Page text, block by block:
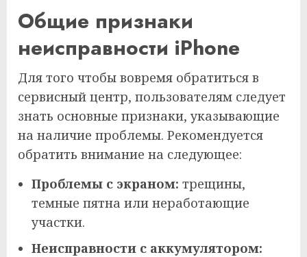
Общие признаки
неисправности iPhone
Для того чтобы вовремя обратиться в
сервисный центр, пользователям следует
знать основные признаки, указывающие
на наличие проблемы. Рекомендуется
обратить внимание на следующее:
Проблемы с экраном: трещины,
темные пятна или неработающие
участки.
Неисправности с аккумулятором: